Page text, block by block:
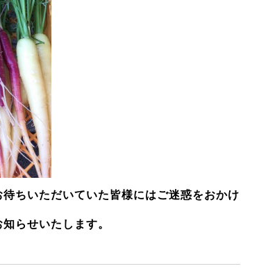
ちいただいていた皆様にはご迷惑をおかけ
らせいたします。